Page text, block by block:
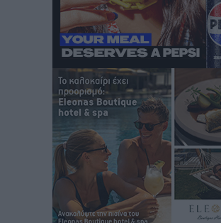
Πάνθηρες: Ξεκίνησαν αισιόδοξοι για
“πτήση” τους
• πριν 13 ώρες
Άρης Αρχαγγέλου: Στο πλευρό του
Αθλητικά• πριν 13 ώρες
Φοίβος: Η μεγάλη επιστροφή του
πριν 13 ώρες